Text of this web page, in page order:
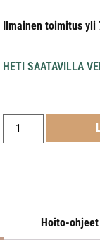
Ilmainen toimitus yli
HETI SAATAVILLA
Hoito-ohjeet